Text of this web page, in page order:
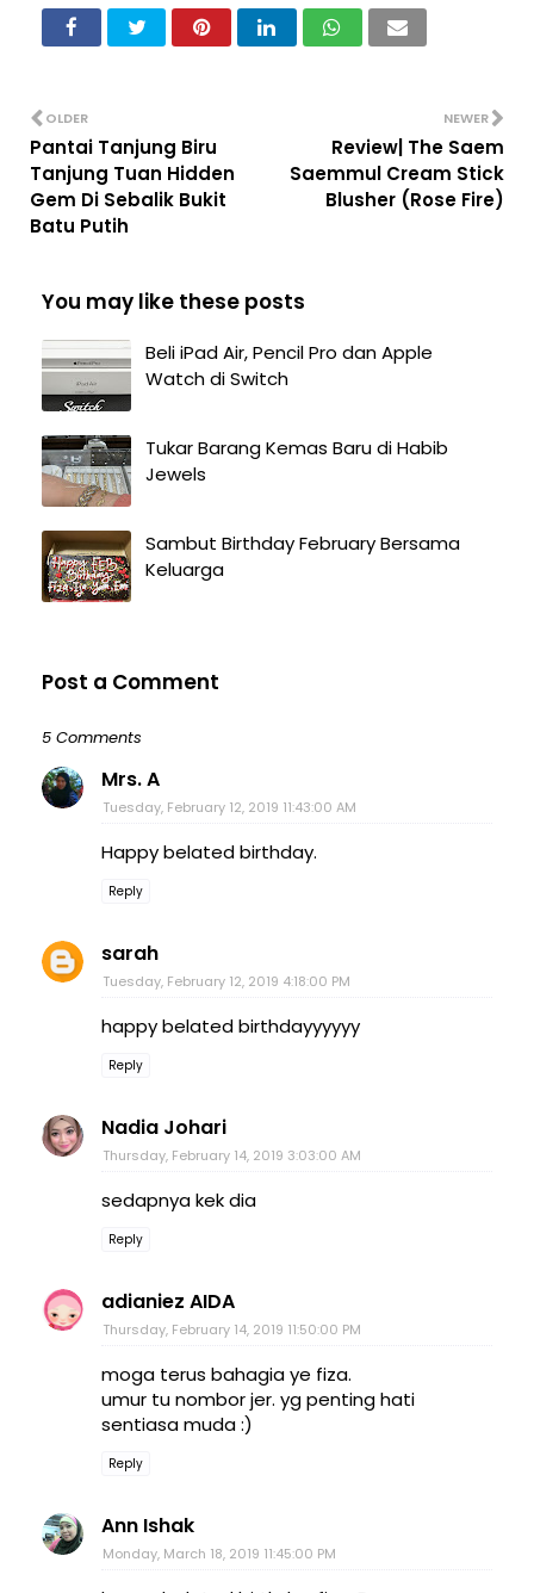
NEWER
Review| The Saem
Saemmul Cream Stick
Blusher (Rose Fire)
OLDER
Pantai Tanjung Biru
Tanjung Tuan Hidden
Gem Di Sebalik Bukit
Batu Putih
You may like these posts
Beli iPad Air, Pencil Pro dan Apple
Watch di Switch
Tukar Barang Kemas Baru di Habib
Jewels
Sambut Birthday February Bersama
Keluarga
Post a Comment
5 Comments
Mrs. A
Tuesday, February 12, 2019 11:43:00 AM
Happy belated birthday.
Reply
sarah
Tuesday, February 12, 2019 4:18:00 PM
happy belated birthdayyyyyy
Reply
Nadia Johari
Thursday, February 14, 2019 3:03:00 AM
sedapnya kek dia
Reply
adianiez AIDA
Thursday, February 14, 2019 11:50:00 PM
moga terus bahagia ye fiza.
umur tu nombor jer. yg penting hati
sentiasa muda :)
Reply
Ann Ishak
Monday, March 18, 2019 11:45:00 PM